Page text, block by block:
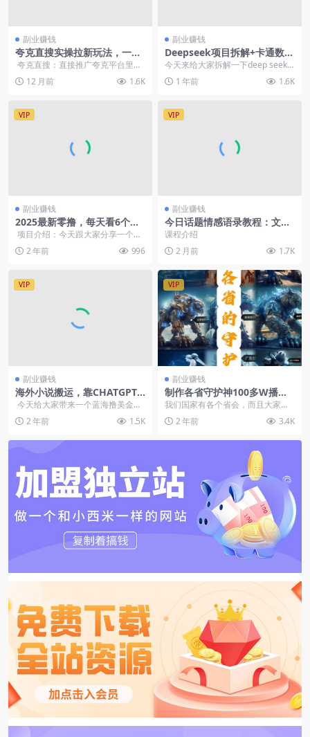
副业赚钱
夸克直搜实操拉新玩法，一单
就是11块
夸克直搜：直接推广夸克平台里面
的影视网站，给这个网站起个专属
名字《关...
12 月前 1.6K
副业赚钱
Deepseek项目拆解+卡通数字
人新玩法，日引200+创业粉实
战教程
今天来给大家拆解一下deep seek
+项目拆解+数字人的玩法，这种表
达形式在抖...
1 年前 1.6K
VIP
副业赚钱
2025最新零撸，每天看6个广
告，小白宝妈最佳副业
项目介绍：今天跟大家分享一个最
新红利期项目，市场空间大。项目
操作简单...
2 年前 996
VIP
副业赚钱
今日话题情感语录教程：文案
提取+配音+剪辑全流程，从0
到1制作爆款情感视频
课程介绍
2 月前
1.7K
VIP
副业赚钱
海外小说搬运，靠CHATGPT
搬运
今天给大家带来一个蓝海撸美金的
项目，仅需复制粘贴，利用chatgp
t... 2 年前 1.5K
VIP
副业赚钱
制作各省守护神100多W播放
量的视频只需要1分钟就能完
成【揭秘】
我们国家有各个省会，而且大家都
很爱直接的家乡我们就利用AI生成
各个省会的守护神兽...
2 年前 3.4K